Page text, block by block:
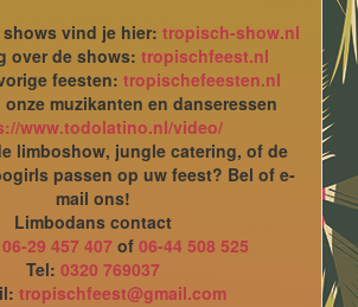
shows vind je hier: tropisch-show.nl
over de shows: tropischfeest.nl
feesten: tropischefeesten.nl
muzikanten en danseressen
www.todolatino.nl/video/
limboshow, jungle catering, of de
passen op uw feest? Bel of e-
mail ons!
Limbodans contact
06-29 457 407of 06-44 508 525
Tel: 0320 769037
tropischfeest@gmail.com